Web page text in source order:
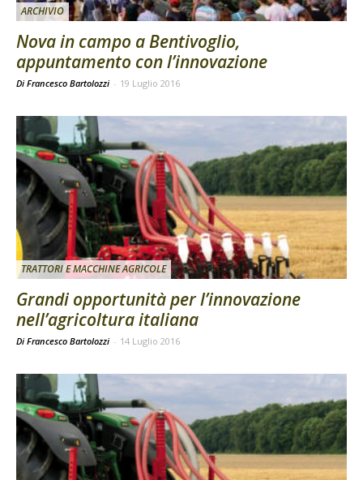
ARCHIVIO
Nova in campo a Bentivoglio,
appuntamento con l’innovazione
Di Francesco Bartolozzi - 19 Luglio 2016
TRATTORI E MACCHINE AGRICOLE
Grandi opportunità per l’innovazione
nell’agricoltura italiana
Di Francesco Bartolozzi - 14 Luglio 2016